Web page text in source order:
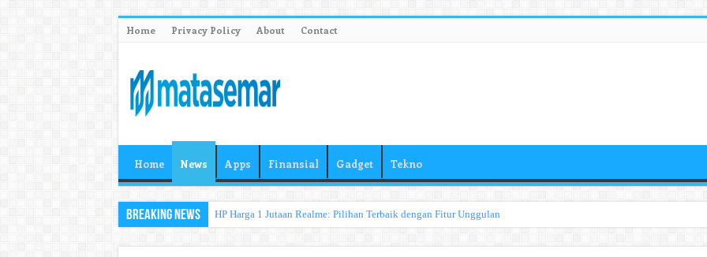
Home Privacy Policy About Contact
Home News Apps Finansial Gadget Tekno
Breaking News HP Harga 1 Jutaan Realme: Pilihan Terbaik dengan Fitur Unggulan